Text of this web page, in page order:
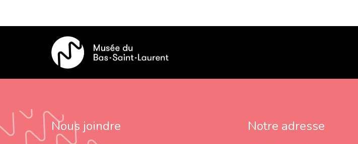
Nous joindre Notre adresse